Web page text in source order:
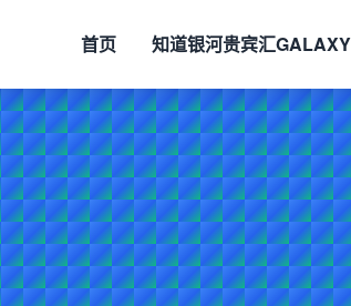
首页 知道银河贵宾汇GALAXY